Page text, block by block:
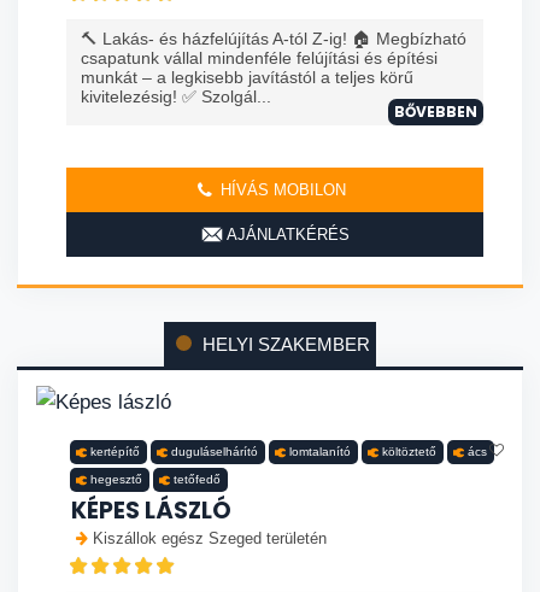
🔨 Lakás- és házfelújítás A-tól Z-ig! 🏠 Megbízható
csapatunk vállal mindenféle felújítási és építési
munkát – a legkisebb javítástól a teljes körű
kivitelezésig! ✅ Szolgál...
BŐVEBBEN
HÍVÁS MOBILON
AJÁNLATKÉRÉS
HELYI SZAKEMBER
kertépítő duguláselhárító lomtalanító költöztető ács
hegesztő tetőfedő
KÉPES LÁSZLÓ
Kiszállok egész Szeged területén